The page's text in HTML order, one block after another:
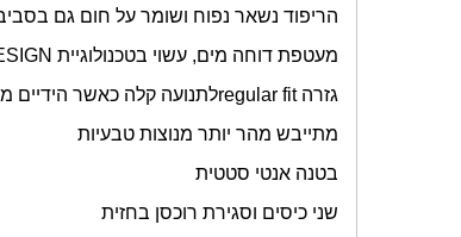
הריפוד נשאר נפוח ושומר על חום גם בסביבות עם
מעטפת דוחה מים, עשוי בטכנולוגיית
גזרהregular fitלתנועה קלה כאשר הידיים
מתייבש מהר יותר מנוצות טבעיות
בטנה אנטי סטטית
שני כיסים וסגירת רוכסן בחזית